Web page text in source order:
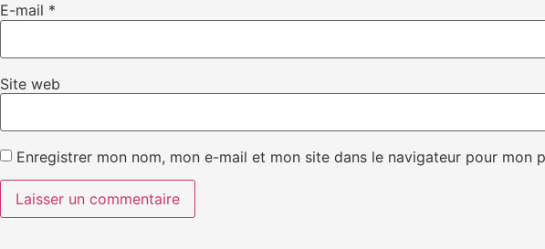
E-mail *
Site web
Enregistrer mon nom, mon e-mail et mon site dans le navigateur pour mon